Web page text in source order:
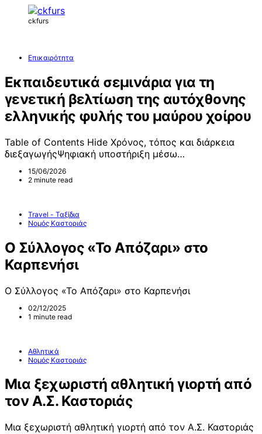
ckfurs
Επικαιρότητα
Εκπαιδευτικά σεμινάρια για τη
γενετική βελτίωση της αυτόχθονης
ελληνικής φυλής του μαύρου χοίρου
Table of Contents Hide Χρόνος, τόπος και διάρκεια
διεξαγωγήςΨηφιακή υποστήριξη μέσω…
15/06/2026
2 minute read
Travel - Ταξίδια
Νομός Καστοριάς
Ο Σύλλογος «Το Απόζαρι» στο
Καρπενήσι
Ο Σύλλογος «Το Απόζαρι» στο Καρπενήσι
02/12/2025
1 minute read
Αθλητικά
Νομός Καστοριάς
Μια ξεχωριστή αθλητική γιορτή από
τον Α.Σ. Καστοριάς
Μια ξεχωριστή αθλητική γιορτή από τον Α.Σ. Καστοριάς